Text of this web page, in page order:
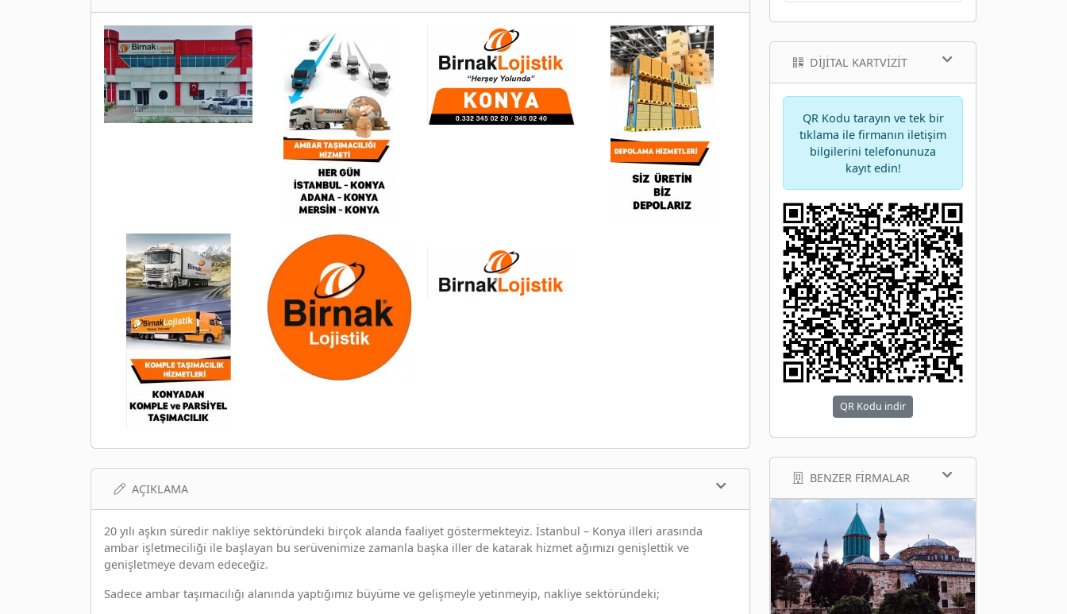
AÇIKLAMA
20 yılı aşkın süredir nakliye sektöründeki birçok alanda faaliyet göstermekteyiz. İstanbul – Konya illeri arasında
ambar işletmeciliği ile başlayan bu serüvenimize zamanla başka iller de katarak hizmet ağımızı genişlettik ve
genişletmeye devam edeceğiz.
Sadece ambar taşımacılığı alanında yaptığımız büyüme ve gelişmeyle yetinmeyip, nakliye sektöründeki;
DIJITAL KARTVIZIT
QR Kodu tarayın ve tek bir
tıklama ile firmanın iletişim
bilgilerini telefonunuza
kayıt edin!
QR Kodu indir
BENZER FIRMALAR